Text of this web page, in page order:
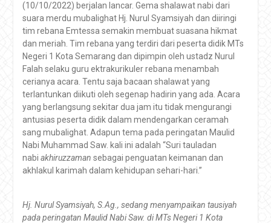
(10/10/2022) berjalan lancar. Gema shalawat nabi dari
suara merdu mubalighat Hj. Nurul Syamsiyah dan diiringi
tim rebana Emtessa semakin membuat suasana hikmat
dan meriah. Tim rebana yang terdiri dari peserta didik MTs
Negeri 1 Kota Semarang dan dipimpin oleh ustadz Nurul
Falah selaku guru ektrakurikuler rebana menambah
cerianya acara. Tentu saja bacaan shalawat yang
terlantunkan diikuti oleh segenap hadirin yang ada. Acara
yang berlangsung sekitar dua jam itu tidak mengurangi
antusias peserta didik dalam mendengarkan ceramah
sang mubalighat. Adapun tema pada peringatan Maulid
Nabi Muhammad Saw. kali ini adalah “Suri tauladan
nabi akhiruzzaman sebagai penguatan keimanan dan
akhlakul karimah dalam kehidupan sehari-hari.”
Hj. Nurul Syamsiyah, S.Ag., sedang menyampaikan tausiyah
pada peringatan Maulid Nabi Saw. di MTs Negeri 1 Kota